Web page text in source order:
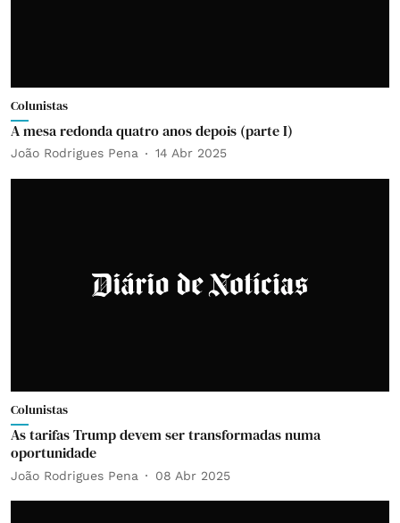
Colunistas
A mesa redonda quatro anos depois (parte I)
João Rodrigues Pena 14 Abr 2025
Colunistas
As tarifas Trump devem ser transformadas numa
oportunidade
João Rodrigues Pena 08 Abr 2025